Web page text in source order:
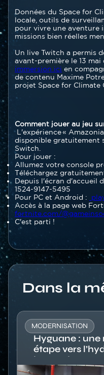
Données du Space for
locale, outils de
pour vivre une aventure
missions bien réelles
Un live Twitch a permis
avant-première le 13 mai
immersion ici en
de contenu Maxime
projet Space for Climate
Texte
Comment jouer au jeu
L'expérience «
disponible gratuitement
Switch.
Pour jouer :
Allumez votre console
Téléchargez
Depuis l'écran d'accueil
1524-9147-5495
Pour PC et Android :
Accès à la page web
fortnite.com/
C'est parti !​
Titre
Dans la
MODERNISATION
Hyguane : une
étape vers
bas carbone
Image